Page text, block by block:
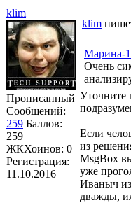
klim
Прописанный
Сообщений:
259 Баллов:
259
ЖКХоинов: 0
Регистрация:
11.10.2016
klim
Марина-
Очень
Уточните
Если
из
MsgBox
уже
Иваныч
дважды,